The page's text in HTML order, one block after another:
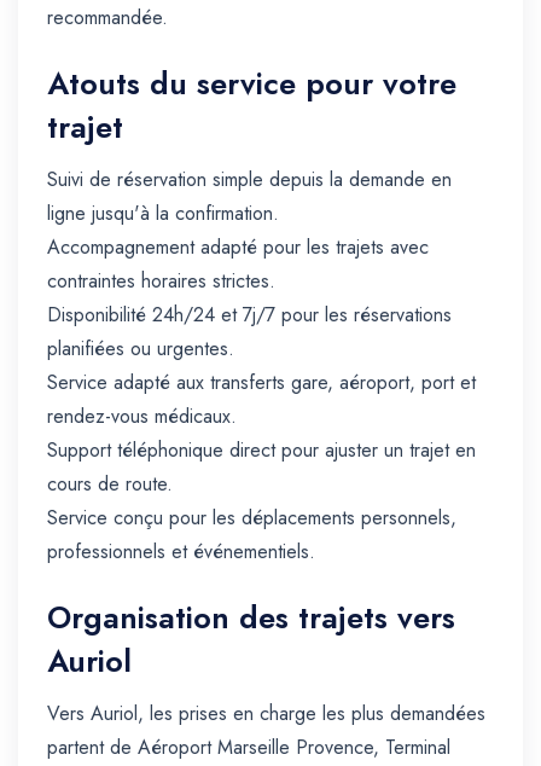
recommandée.
Atouts du service pour votre
trajet
Suivi de réservation simple depuis la demande en
ligne jusqu'à la confirmation.
Accompagnement adapté pour les trajets avec
contraintes horaires strictes.
Disponibilité 24h/24 et 7j/7 pour les réservations
planifiées ou urgentes.
Service adapté aux transferts gare, aéroport, port et
rendez-vous médicaux.
Support téléphonique direct pour ajuster un trajet en
cours de route.
Service conçu pour les déplacements personnels,
professionnels et événementiels.
Organisation des trajets vers
Auriol
Vers Auriol, les prises en charge les plus demandées
partent de Aéroport Marseille Provence, Terminal